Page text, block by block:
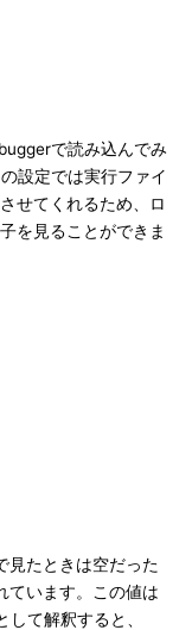
で読み込んでみ
設定では実行ファイ
せてくれるため、ロ
を見ることができま
見たときは空だった
ています。この値は
て解釈すると、